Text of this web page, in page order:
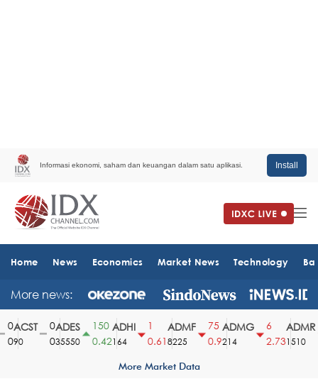
Informasi ekonomi, saham dan keuangan dalam satu aplikasi. Install
Home News Economics Market News Technology
More news:
ACST
90
ADES
35550
150
0.42
ADHI
164
0.61
ADMF
8225
75
0.9
ADMG
214
2.73
ADMR
1510
More Market Data